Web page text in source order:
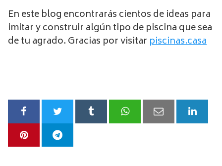
En este blog encontrarás cientos de ideas para
imitar y construir algún tipo de piscina que sea
de tu agrado. Gracias por visitar piscinas.casa